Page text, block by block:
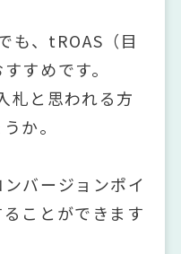
も、tROAS（目
すめです。
札と思われる方
か。
バージョンポイ
ことができます